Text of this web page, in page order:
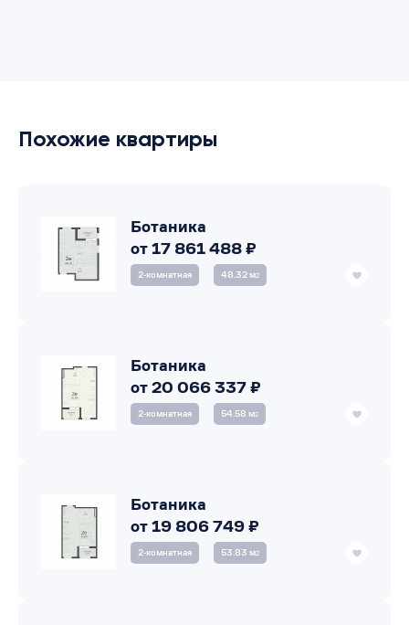
Похожие квартиры
Ботаника
от 17 861 488 ₽
2‑комнатная 48.32 м2
Ботаника
от 20 066 337 ₽
2‑комнатная 54.58 м2
Ботаника
от 19 806 749 ₽
2‑комнатная 53.83 м2